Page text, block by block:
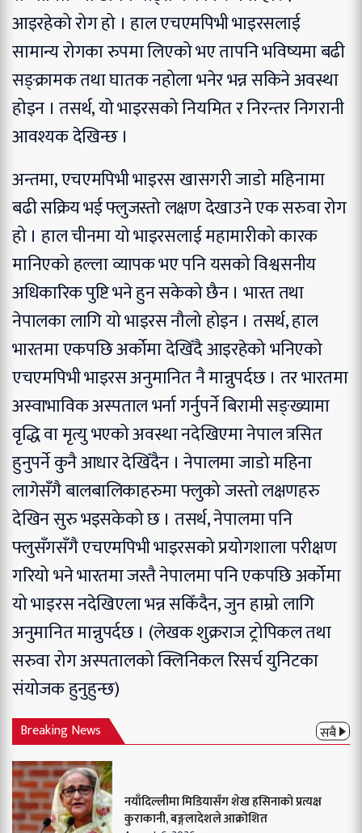
आइरहेको रोग हो । हाल एचएमपिभी भाइरसलाई
सामान्य रोगका रुपमा लिएको भए तापनि भविष्यमा बढी
सङ्क्रामक तथा घातक नहोला भनेर भन्न सकिने अवस्था
होइन । तसर्थ, यो भाइरसको नियमित र निरन्तर निगरानी
आवश्यक देखिन्छ ।
अन्तमा, एचएमपिभी भाइरस खासगरी जाडो महिनामा
बढी सक्रिय भई फ्लुजस्तो लक्षण देखाउने एक सरुवा रोग
हो । हाल चीनमा यो भाइरसलाई महामारीको कारक
मानिएको हल्ला व्यापक भए पनि यसको विश्वसनीय
अधिकारिक पुष्टि भने हुन सकेको छैन । भारत तथा
नेपालका लागि यो भाइरस नौलो होइन । तसर्थ, हाल
भारतमा एकपछि अर्कोमा देखिँदै आइरहेको भनिएको
एचएमपिभी भाइरस अनुमानित नै मान्नुपर्दछ । तर भारतमा
अस्वाभाविक अस्पताल भर्ना गर्नुपर्ने बिरामी सङ्ख्यामा
वृद्धि वा मृत्यु भएको अवस्था नदेखिएमा नेपाल त्रसित
हुनुपर्ने कुनै आधार देखिँदैन । नेपालमा जाडो महिना
लागेसँगै बालबालिकाहरुमा फ्लुको जस्तो लक्षणहरु
देखिन सुरु भइसकेको छ । तसर्थ, नेपालमा पनि
फ्लुसँगसँगै एचएमपिभी भाइरसको प्रयोगशाला परीक्षण
गरियो भने भारतमा जस्तै नेपालमा पनि एकपछि अर्कोमा
यो भाइरस नदेखिएला भन्न सकिँदैन, जुन हाम्रो लागि
अनुमानित मान्नुपर्दछ । (लेखक शुक्रराज ट्रोपिकल तथा
सरुवा रोग अस्पतालको क्लिनिकल रिसर्च युनिटका
संयोजक हुनुहुन्छ)
Breaking News सबै
नयाँदिल्लीमा मिडियासँग शेख हसिनाको प्रत्यक्ष
कुराकानी, बङ्गलादेशले आक्रोशित